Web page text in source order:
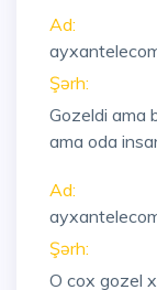
Ad:
Şərh:
Gozeldi ama
ama oda
Ad:
Şərh:
O cox gozel